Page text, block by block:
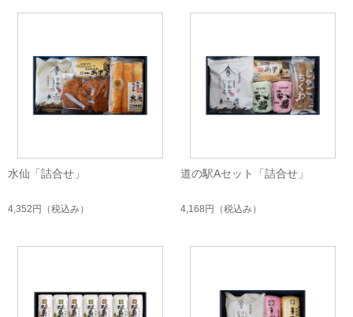
水仙「詰合せ」
4,352円 （税込み）
道の駅Aセット「詰合せ」
4,168円 （税込み）